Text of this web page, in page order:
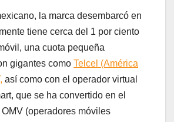
la marca desembarcó en
tiene cerca del 1 por ciento
una cuota pequeña
gigantes como Telcel (América
así como con el operador virtual
que se ha convertido en el
OMV (operadores móviles